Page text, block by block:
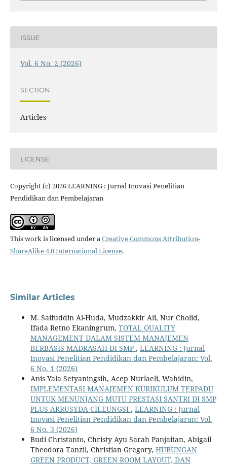
ISSUE
Vol. 6 No. 2 (2026)
SECTION
Articles
LICENSE
Copyright (c) 2026 LEARNING : Jurnal Inovasi Penelitian
Pendidikan dan Pembelajaran
This work is licensed under aCreative Commons Attribution-
ShareAlike 4.0 International License.
Similar Articles
M. Saifuddin Al-Huda, Mudzakkir Ali, Nur Cholid,
Ifada Retno Ekaningrum, TOTAL QUALITY
MANAGEMENT DALAM SISTEM MANAJEMEN
BERBASIS MADRASAH DI SMP , LEARNING : Jurnal
Inovasi Penelitian Pendidikan dan Pembelajaran: Vol.
6 No. 1 (2026)
Anis Yala Setyaningsih, Acep Nurlaeli, Wahidin,
IMPLEMENTASI MANAJEMEN KURIKULUM TERPADU
UNTUK MENUNJANG MUTU PRESTASI SANTRI DI SMP
PLUS ARRUSYDA CILEUNGSI , LEARNING : Jurnal
Inovasi Penelitian Pendidikan dan Pembelajaran: Vol.
6 No. 3 (2026)
Budi Christanto, Christy Ayu Sarah Panjaitan, Abigail
Theodora Tanzil, Christian Gregory, HUBUNGAN
GREEN PRODUCT, GREEN ROOM LAYOUT, DAN